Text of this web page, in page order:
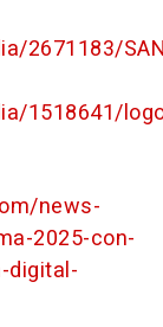
2671183/
1518641/
news-
2025-con-
digital-